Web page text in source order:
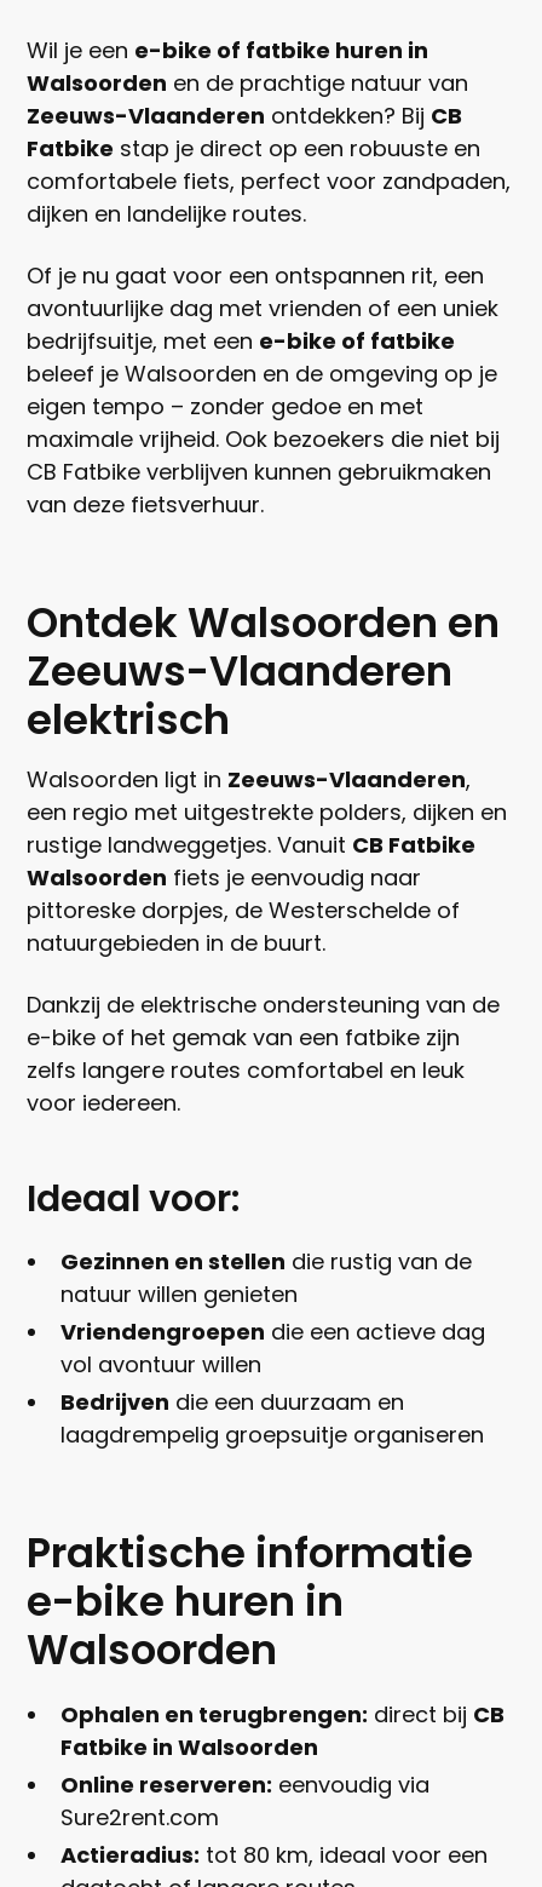
€ 30.-
Per persoon
Nu boeken
Wil je een e-bike of fatbike huren in
Walsoorden en de prachtige natuur van
Zeeuws-Vlaanderen ontdekken? Bij CB
Fatbike stap je direct op een robuuste en
comfortabele fiets, perfect voor zandpaden,
dijken en landelijke routes.
Of je nu gaat voor een ontspannen rit, een
avontuurlijke dag met vrienden of een uniek
bedrijfsuitje, met een e-bike of fatbike
beleef je Walsoorden en de omgeving op je
eigen tempo – zonder gedoe en met
maximale vrijheid. Ook bezoekers die niet bij
CB Fatbike verblijven kunnen gebruikmaken
van deze fietsverhuur.
Ontdek Walsoorden en
Zeeuws-Vlaanderen
elektrisch
Walsoorden ligt in Zeeuws-Vlaanderen,
een regio met uitgestrekte polders, dijken en
rustige landweggetjes. Vanuit CB Fatbike
Walsoorden fiets je eenvoudig naar
pittoreske dorpjes, de Westerschelde of
natuurgebieden in de buurt.
Dankzij de elektrische ondersteuning van de
e-bike of het gemak van een fatbike zijn
zelfs langere routes comfortabel en leuk
voor iedereen.
Ideaal voor:
Gezinnen en stellen die rustig van de
natuur willen genieten
Vriendengroepen die een actieve dag
vol avontuur willen
Bedrijven die een duurzaam en
laagdrempelig groepsuitje organiseren
Praktische informatie
e-bike huren in
Walsoorden
Ophalen en terugbrengen: direct bij CB
Fatbike in Walsoorden
Online reserveren: eenvoudig via
Sure2rent.com
Actieradius: tot 80 km, ideaal voor een